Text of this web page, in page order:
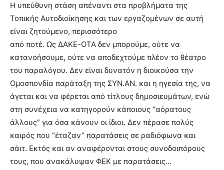
Η υπεύθυνη στάση απέναντι στα προβλήματα της
Τοπικής Αυτοδιοίκησης και των εργαζομένων σε αυτή
είναι ζητούμενο, περισσότερο
από ποτέ. Ως ΔΑΚΕ-ΟΤΑ δεν μπορούμε, ούτε να
κατανοήσουμε, ούτε να αποδεχτούμε πλέον το θέατρο
του παραλόγου. Δεν είναι δυνατόν η διοικούσα την
Ομοσπονδία παράταξη της ΣΥΝ.ΑΝ. και η ηγεσία της, να
άγεται και να φέρεται από τίτλους δημοσιευμάτων, ενώ
στη συνέχεια να κατηγορούν κάποιους “αόρατους
άλλους” για όσα κάνουν οι ίδιοι. Δεν πέρασε πολύς
καιρός που “έταζαν” παρατάσεις σε ραδιόφωνα και
σάιτ. Εκτός και αν αναφέρονται στους συνοδοιπόρους
τους, που ανακάλυψαν ΦΕΚ με παρατάσεις…